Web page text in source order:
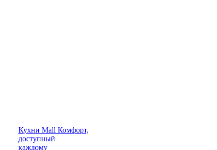
Кухни Mall Комфорт,
доступный
каждому